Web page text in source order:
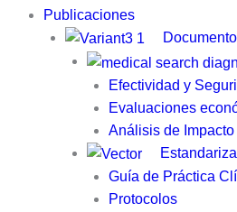
Publicaciones
Efectividad y
Evaluaciones
Análisis de Impacto
Guía de Práctica
Protocolos